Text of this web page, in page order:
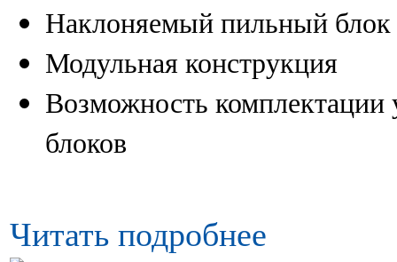
Наклоняемый пильный блок
Модульная конструкция
Возможность комплектации
блоков
Читать подробнее